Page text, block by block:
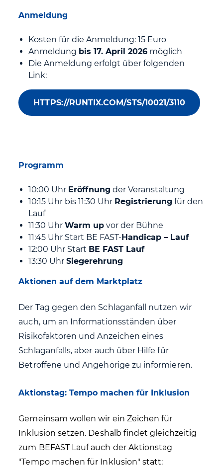
Anmeldung
Kosten für die Anmeldung: 15 Euro
Anmeldung bis 17. April 2026 möglich
Die Anmeldung erfolgt über folgenden
Link:
HTTPS://RUNTIX.COM/STS/10021/3110
Programm
10:00 Uhr Eröffnung der Veranstaltung
10:15 Uhr bis 11:30 Uhr Registrierung für den
Lauf
11:30 UhrWarm up vor der Bühne
11:45 Uhr Start BE FAST-Handicap – Lauf
12:00 Uhr Start BE FAST Lauf
13:30 UhrSiegerehrung
Aktionen auf dem Marktplatz
Der Tag gegen den Schlaganfall nutzen wir
auch, um an Informationsständen über
Risikofaktoren und Anzeichen eines
Schlaganfalls, aber auch über Hilfe für
Betroffene und Angehörige zu informieren.
Aktionstag: Tempo machen für Inklusion
Gemeinsam wollen wir ein Zeichen für
Inklusion setzen. Deshalb findet gleichzeitig
zum BEFAST Lauf auch der Aktionstag
"Tempo machen für Inklusion" statt: